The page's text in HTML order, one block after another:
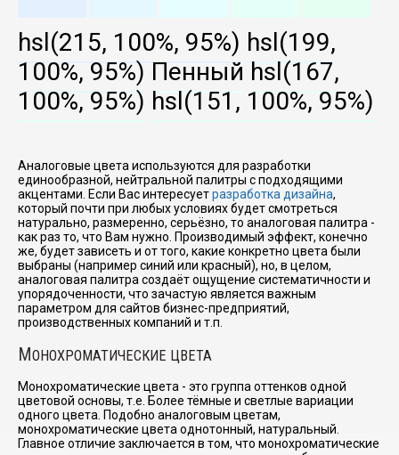
hsl(215, 100%, 95%) hsl(199,
100%, 95%) Пенный hsl(167,
100%, 95%) hsl(151, 100%, 95%)
Аналоговые цвета используются для разработки
единообразной, нейтральной палитры с подходящими
акцентами. Если Вас интересуетразработка дизайна,
который почти при любых условиях будет смотреться
натурально, размеренно, серьёзно, то аналоговая палитра -
как раз то, что Вам нужно. Производимый эффект, конечно
же, будет зависеть и от того, какие конкретно цвета были
выбраны (например синий или красный), но, в целом,
аналоговая палитра создаёт ощущение систематичности и
упорядоченности, что зачастую является важным
параметром для сайтов бизнес-предприятий,
производственных компаний и т.п.
МОНОХРОМАТИЧЕСКИЕ ЦВЕТА
Монохроматические цвета - это группа оттенков одной
цветовой основы, т.е. Более тёмные и светлые вариации
одного цвета. Подобно аналоговым цветам,
монохроматические цвета однотонный, натуральный.
Главное отличие заключается в том, что монохроматические